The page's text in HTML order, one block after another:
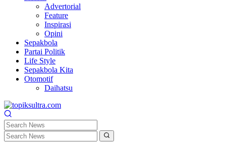
Advertorial
Feature
Inspirasi
Opini
Sepakbola
Partai Politik
Life Style
Sepakbola Kita
Otomotif
Daihatsu